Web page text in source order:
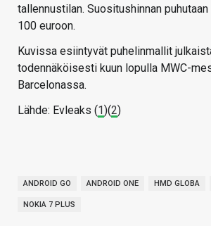
tallennustilan. Suositushinnan
100 euroon.
Kuvissa esiintyvät puhelinmallit
todennäköisesti kuun lopulla MWC-
Barcelonassa.
Lähde: Evleaks (1)(2)
ANDROID GO ANDROID ONE HMD GLOBA
NOKIA 7 PLUS